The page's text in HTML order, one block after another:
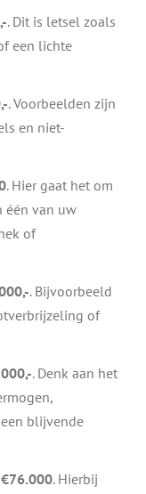
. Dit is letsel zoals
een lichte
. Voorbeelden zijn
en niet-
. Hier gaat het om
één van uw
of
. Bijvoorbeeld
of
. Denk aan het
blijvende
. Hierbij